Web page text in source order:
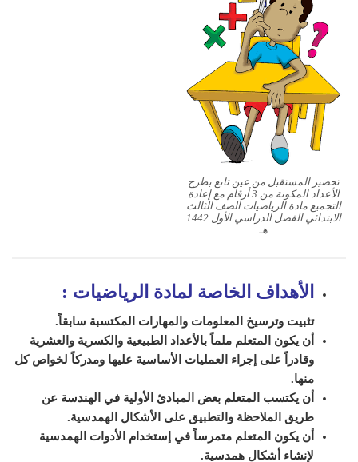
تحضير المستقبل من عين تابع بطرح
الأعداد المكونة من 3 أرقام مع إعادة
التجميع مادة الرياضيات الصف الثالث
الابتدائي الفصل الدراسي الأول 1442
هـ
الأهداف الخاصة لمادة الرياضيات :
تثبيت وترسيخ المعلومات والمهارات المكتسبة سابقاً.
أن يكون المتعلم ملماً بالأعداد الطبيعية والكسرية والعشرية
وقادراً على إجراء العمليات الأساسية عليها ومدركاً لخواص كل
منها.
أن يكتسب المتعلم بعض المبادئ الأولية في الهندسة عن
طريق الملاحظة والتطبيق على الأشكال الهمدسية.
أن يكون المتعلم متمرساً في إستخدام الأدوات الهمدسية
لإنشاء أشكال همدسية.